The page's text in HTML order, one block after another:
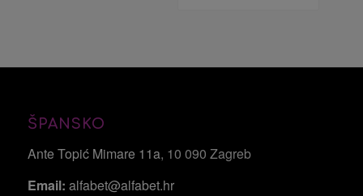
ŠPANSKO
Ante Topić Mimare 11a, 10 090 Zagreb
Email: alfabet@alfabet.hr